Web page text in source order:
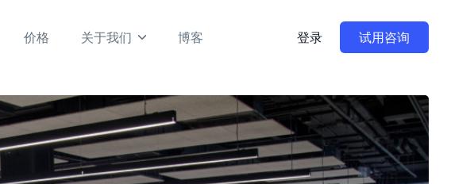
价格 关于我们 博客 登录 试用咨询